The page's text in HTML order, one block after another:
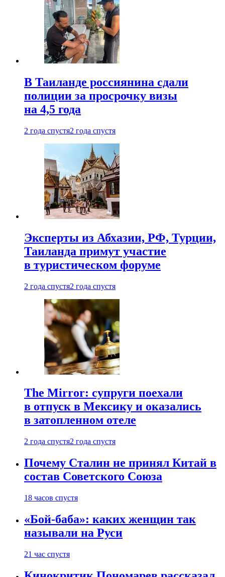
В Таиланде россиянина сдали
полиции за просрочку визы
на 4,5 года
2 года спустя2 года спустя
Эксперты из Абхазии, РФ, Турции,
Таиланда примут участие
в туристическом форуме
2 года спустя2 года спустя
The Mirror: супруги поехали
в отпуск в Мексику и оказались
в затопленном отеле
2 года спустя2 года спустя
Почему Сталин не принял Китай в
состав Советского Союза
18 часов спустя
«Бой-баба»: каких женщин так
называли на Руси
21 час спустя